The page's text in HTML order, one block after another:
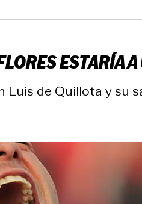
ESTARÍA
de Quillota y su